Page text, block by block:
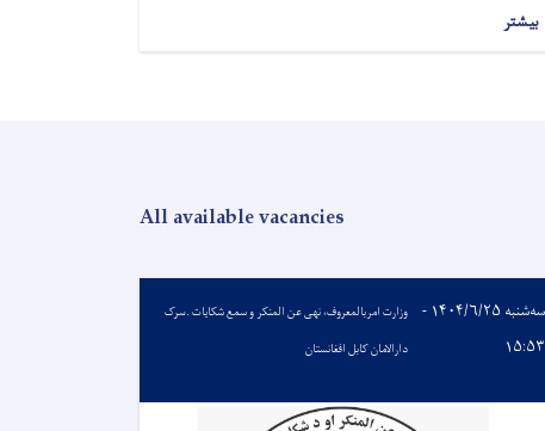
بیشتر
All available vacancies
سه‌شنبه ۱۴۰۴/۶/۲۵ -
۱۵:۵۳
وزارت امربالمعروف، نهی عن المنکر و سمع شکایات .سرک
دارالامان کابل افغانستان